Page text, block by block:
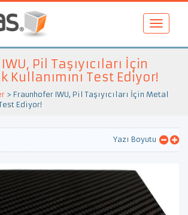
Pil Taşıyıcıları İçin
Kullanımını Test Ediyor!
> Fraunhofer IWU, Pil Taşıyıcıları İçin Metal
Ediyor!
Yazı Boyutu